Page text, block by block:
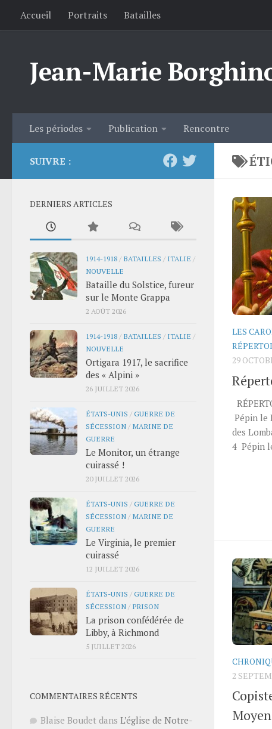
Skip to content
Accueil Portraits Batailles
Jean-Marie
Les périodes Publication Rencontre
LES
29
Pépin le
des
4 Pépin
2
SUIVRE :
DERNIERS ARTICLES
1914-1918 / BATAILLES / ITALIE /
NOUVELLE
Bataille du Solstice, fureur
sur le Monte Grappa
2 AOÛT 2026
1914-1918 / BATAILLES / ITALIE /
NOUVELLE
Ortigara 1917, le sacrifice
des « Alpini »
26 JUILLET 2026
ÉTATS-UNIS /GUERRE DE
SÉCESSION / MARINE DE
GUERRE
Le Monitor, un étrange
cuirassé !
20 JUILLET 2026
ÉTATS-UNIS /GUERRE DE
SÉCESSION / MARINE DE
GUERRE
Le Virginia, le premier
cuirassé
12 JUILLET 2026
ÉTATS-UNIS /GUERRE DE
SÉCESSION / PRISON
La prison confédérée de
Libby, à Richmond
5 JUILLET 2026
COMMENTAIRES RÉCENTS
Blaise Boudet dans L’église de Notre-